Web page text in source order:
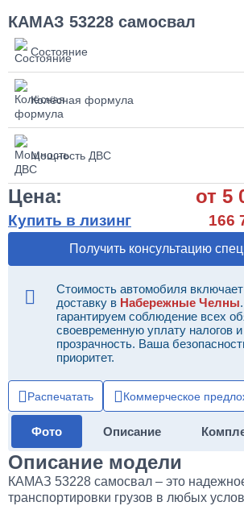
КАМАЗ 53228 самосвал
Состояние
Колёсная формула
Мощность ДВС
Цена: от 5
Купить в лизинг 166
Получить консультацию
Стоимость автомобиля включает
доставку в Набережные Челны
гарантируем соблюдение всех
своевременную уплату налогов
прозрачность. Ваша
приоритет.
Распечатать Коммерческое
Фото Описание
Описание модели
КАМАЗ 53228 самосвал – это
транспортировки грузов в любых